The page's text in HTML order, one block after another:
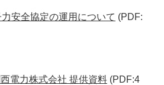
力安全協定の運用について (PDF:
西電力株式会社 提供資料 (PDF:4